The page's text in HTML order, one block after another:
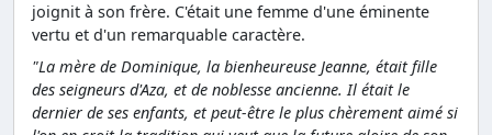
joignit à son frère. C'était une femme d'une éminente
vertu et d'un remarquable caractère.
"La mère de Dominique, la bienheureuse Jeanne, était fille
des seigneurs d'Aza, et de noblesse ancienne. Il était le
dernier de ses enfants, et peut-être le plus chèrement aimé si